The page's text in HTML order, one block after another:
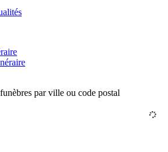
par ville ou code postal